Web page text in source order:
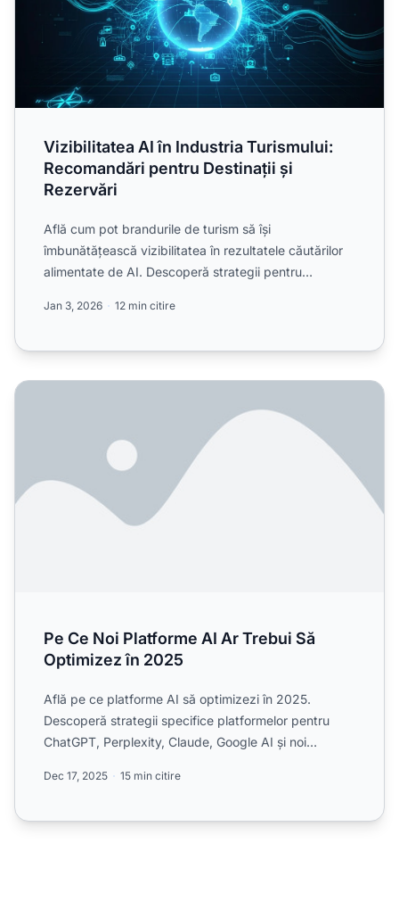
Vizibilitatea AI în Industria Turismului:
Recomandări pentru Destinații și
Rezervări
Află cum pot brandurile de turism să își
îmbunătățească vizibilitatea în rezultatele căutărilor
alimentate de AI. Descoperă strategii pentru
Jan 3, 2026 12 min citire
Pe Ce Noi Platforme AI Ar Trebui Să Optimizez în 2025
Pe Ce Noi Platforme AI Ar Trebui Să
Optimizez în 2025
Află pe ce platforme AI să optimizezi în 2025.
Descoperă strategii specifice platformelor pentru
ChatGPT, Perplexity, Claude, Google AI și noi
Dec 17, 2025 15 min citire